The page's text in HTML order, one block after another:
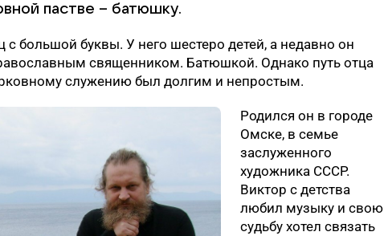
пастве – батюшку.
с большой буквы. У него шестеро детей, а недавно он
священником. Батюшкой. Однако путь отца
служению был долгим и непростым.
Родился он в городе
Омске, в семье
заслуженного
художника СССР.
Виктор с детства
любил музыку и свою
судьбу хотел связать